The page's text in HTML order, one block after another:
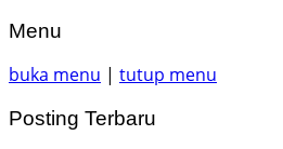
Menu
buka menu | tutup menu
Posting Terbaru